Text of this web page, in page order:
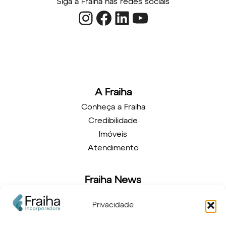
Privacidade
Siga a Fraiha nas redes sociais
Instagram Facebook LinkedIn Youtube
A Fraiha
Conheça a Fraiha
Credibilidade
Imóveis
Atendimento
Fraiha News
Arquitetura